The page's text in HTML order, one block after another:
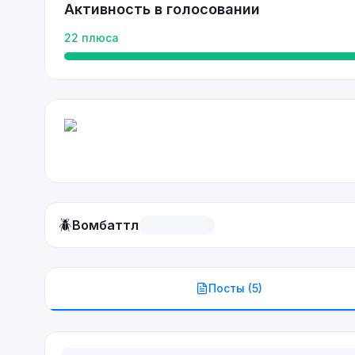
Активность в голосовании
22 плюса
🪲Вомбаттл
Посты (5)